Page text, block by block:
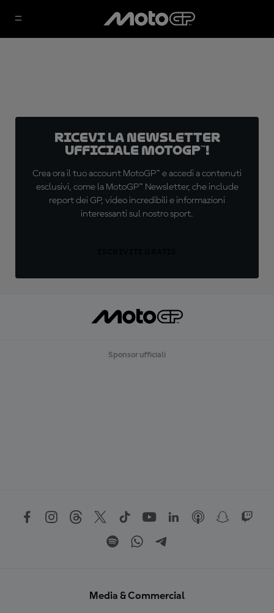
Ricevi la newsletter
ufficiale MotoGP™!
Crea ora il tuo account MotoGP™ e accedi a contenuti
esclusivi, come la MotoGP™ Newsletter, che include
report dei GP, video incredibili e informazioni
interessanti sul nostro sport.
Sponsor ufficiali
Media & Commercial